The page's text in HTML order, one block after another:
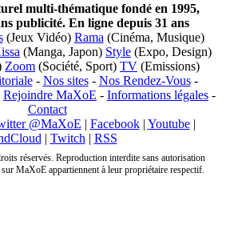
multi-thématique fondé en 1995,
publicité. En ligne depuis 31 ans
(Jeux Vidéo) Rama (Cinéma, Musique)
(Manga, Japon) Style (Expo, Design)
Zoom (Société, Sport) TV (Emissions)
- Nos sites- Nos Rendez-Vous-
Rejoindre MaXoE - Informations légales -
Contact
@MaXoE | Facebook| Youtube|
| Twitch | RSS
réservés. Reproduction interdite sans autorisation
MaXoE appartiennent à leur propriétaire respectif.